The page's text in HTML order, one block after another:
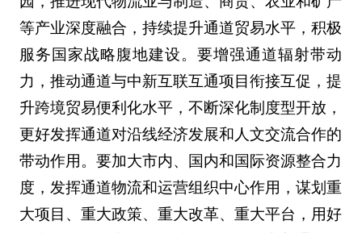
等产业深度融合，持续提升通道贸易水平，积极
服务国家战略腹地建设。要增强通道辐射带动
力，推动通道与中新互联互通项目衔接互促，提
升跨境贸易便利化水平，不断深化制度型开放，
更好发挥通道对沿线经济发展和人文交流合作的
带动作用。要加大市内、国内和国际资源整合力
度，发挥通道物流和运营组织中心作用，谋划重
大项目、重大政策、重大改革、重大平台，用好